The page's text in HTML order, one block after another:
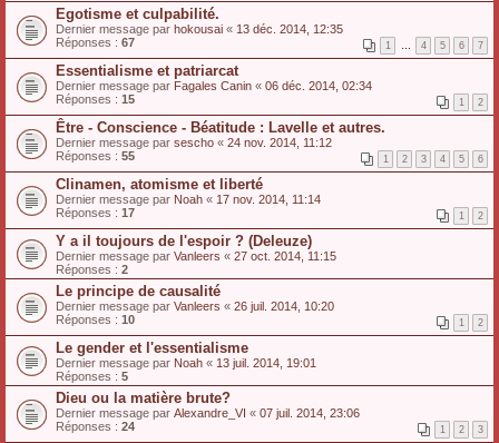
Egotisme et culpabilité.
Dernier message par hokousai « 13 déc. 2014, 12:35
Réponses : 67 1 … 4 5 6 7
Essentialisme et patriarcat
Dernier message par Fagales Canin « 06 déc. 2014, 02:34
Réponses : 15 1 2
Être - Conscience - Béatitude : Lavelle et autres.
Dernier message par sescho « 24 nov. 2014, 11:12
Réponses : 55 1 2 3 4 5 6
Clinamen, atomisme et liberté
Dernier message par Noah « 17 nov. 2014, 11:14
Réponses : 17 1 2
Y a il toujours de l'espoir ? (Deleuze)
Dernier message par Vanleers « 27 oct. 2014, 11:15
Réponses : 2
Le principe de causalité
Dernier message par Vanleers « 26 juil. 2014, 10:20
Réponses : 10 1 2
Le gender et l'essentialisme
Dernier message par Noah « 13 juil. 2014, 19:01
Réponses : 5
Dieu ou la matière brute?
Dernier message par Alexandre_VI « 07 juil. 2014, 23:06
Réponses : 24 1 2 3